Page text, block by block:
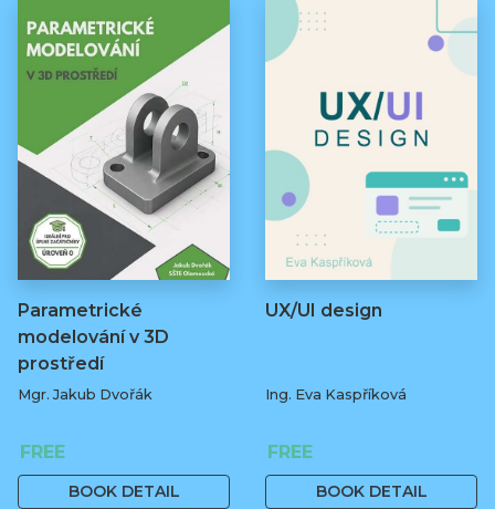
Parametrické
modelování v 3D
prostředí
Mgr. Jakub Dvořák
FREE
BOOK DETAIL
UX/UI design
Ing. Eva Kaspříková
FREE
BOOK DETAIL